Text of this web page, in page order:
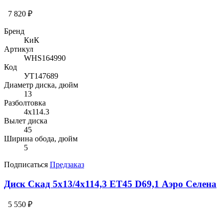
7 820 ₽
Бренд
КиК
Артикул
WHS164990
Код
УТ147689
Диаметр диска, дюйм
13
Разболтовка
4x114.3
Вылет диска
45
Ширина обода, дюйм
5
Подписаться Предзаказ
Диск Скад 5x13/4x114,3 ET45 D69,1 Аэро Селена
5 550 ₽